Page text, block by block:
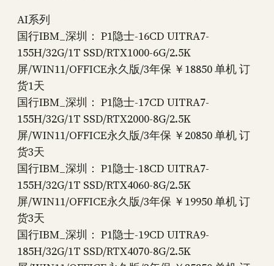
AI系列
国行IBM_深圳： P1隐士-16CD UITRA7-
155H/32G/1T SSD/RTX1000-6G/2.5K
屏/WIN11/OFFICE永久版/3年保 ￥18850 单机 订
货1天
国行IBM_深圳： P1隐士-17CD UITRA7-
155H/32G/1T SSD/RTX2000-8G/2.5K
屏/WIN11/OFFICE永久版/3年保 ￥20850 单机 订
货3天
国行IBM_深圳： P1隐士-18CD UITRA7-
155H/32G/1T SSD/RTX4060-8G/2.5K
屏/WIN11/OFFICE永久版/3年保 ￥19950 单机 订
货3天
国行IBM_深圳： P1隐士-19CD UITRA9-
185H/32G/1T SSD/RTX4070-8G/2.5K